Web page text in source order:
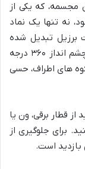
مجسمه، که یکی از
نه تنها یک نماد
برزیل تبدیل شده
است. ایستادن در پای این مجسمه و تماشای چشم انداز ۳۶۰ درجه
کوه های اطراف، حسی
قطار برقی، ون یا
برای جلوگیری از
بازدید است.